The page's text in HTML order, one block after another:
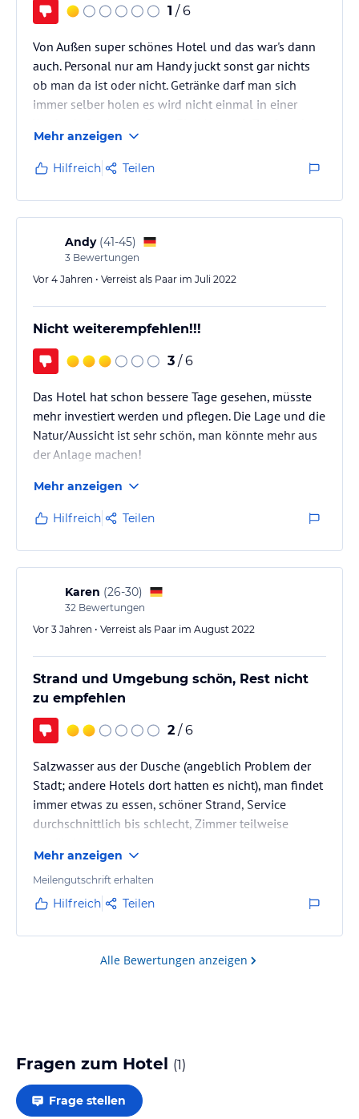
1 / 6
Von Außen super schönes Hotel und das war's dann
auch. Personal nur am Handy juckt sonst gar nichts
ob man da ist oder nicht. Getränke darf man sich
immer selber holen es wird nicht einmal in einer
Rezeption unfreundlicher geht nicht total
gelangweilt von allem, dann sollte man sich ein
anderen Job suchen. Liegen alle kaputt hab ich am
Arm zwei mal aufgeschlitzt hat dann schön im Meer
gebrannt. Duschen am Meer runtergekommen und
eklig von den Toiletten gar nicht zu…
Mehr anzeigen
Hilfreich Teilen
Andy (41-45)
3 Bewertungen
Vor 4 Jahren • Verreist als Paar im Juli 2022
Nicht weiterempfehlen!!!
3 / 6
Das Hotel hat schon bessere Tage gesehen, müsste
mehr investiert werden und pflegen. Die Lage und die
Natur/Aussicht ist sehr schön, man könnte mehr aus
der Anlage machen!
Mehr anzeigen
Hilfreich Teilen
Karen (26-30)
32 Bewertungen
Vor 3 Jahren • Verreist als Paar im August 2022
Strand und Umgebung schön, Rest nicht
zu empfehlen
2 / 6
Salzwasser aus der Dusche (angeblich Problem der
Stadt; andere Hotels dort hatten es nicht), man findet
immer etwas zu essen, schöner Strand, Service
durchschnittlich bis schlecht, Zimmer teilweise
Mehr anzeigen
Meilengutschrift erhalten
Hilfreich Teilen
Alle Bewertungen anzeigen
Fragen zum Hotel (1)
Frage stellen